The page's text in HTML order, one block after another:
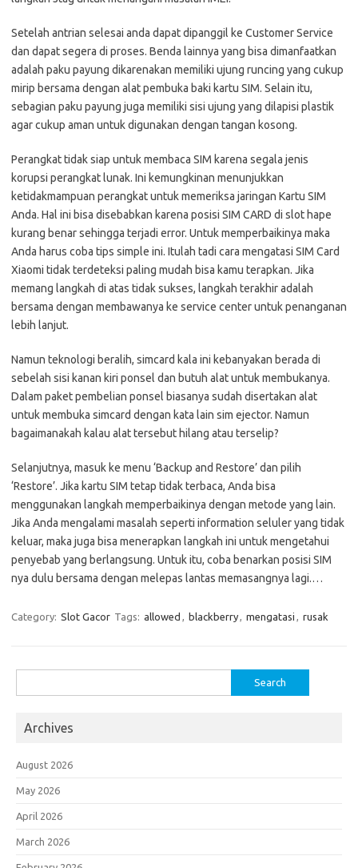
Setelah antrian selesai anda dapat dipanggil ke Customer Service
dan dapat segera di proses. Benda lainnya yang bisa dimanfaatkan
adalah paku payung dikarenakan memiliki ujung runcing yang cukup
mirip bersama dengan alat pembuka baki kartu SIM. Selain itu,
sebagian paku payung juga memiliki sisi ujung yang dilapisi plastik
agar cukup aman untuk digunakan dengan tangan kosong.
Perangkat tidak siap untuk membaca SIM karena segala jenis
korupsi perangkat lunak. Ini kemungkinan menunjukkan
ketidakmampuan perangkat untuk memeriksa jaringan Kartu SIM
Anda. Hal ini bisa disebabkan karena posisi SIM CARD di slot hape
kurang benar sehingga terjadi error. Untuk memperbaikinya maka
Anda harus coba tips simple ini. Itulah tadi cara mengatasi SIM Card
Xiaomi tidak terdeteksi paling mudah bisa kamu terapkan. Jika
memang langkah di atas tidak sukses, langkah terakhir adalah
bersama dengan membawanya ke service center untuk penanganan
lebih lanjut.
Namun teknologi beralih, simcard kala ini kebanyakan berada di
sebelah sisi kanan kiri ponsel dan butuh alat untuk membukanya.
Dalam paket pembelian ponsel biasanya sudah disertakan alat
untuk membuka simcard dengan kata lain sim ejector. Namun
bagaimanakah kalau alat tersebut hilang atau terselip?
Selanjutnya, masuk ke menu ‘Backup and Restore’ dan pilih
‘Restore’. Jika kartu SIM tetap tidak terbaca, Anda bisa
menggunakan langkah memperbaikinya dengan metode yang lain.
Jika Anda mengalami masalah seperti information seluler yang tidak
keluar, maka juga bisa menerapkan langkah ini untuk mengetahui
penyebab yang berlangsung. Untuk itu, coba benarkan posisi SIM
nya dulu bersama dengan melepas lantas memasangnya lagi.…
Category: Slot Gacor Tags: allowed blackberry mengatasi rusak
for:
Archives
August 2026
May 2026
April 2026
March 2026